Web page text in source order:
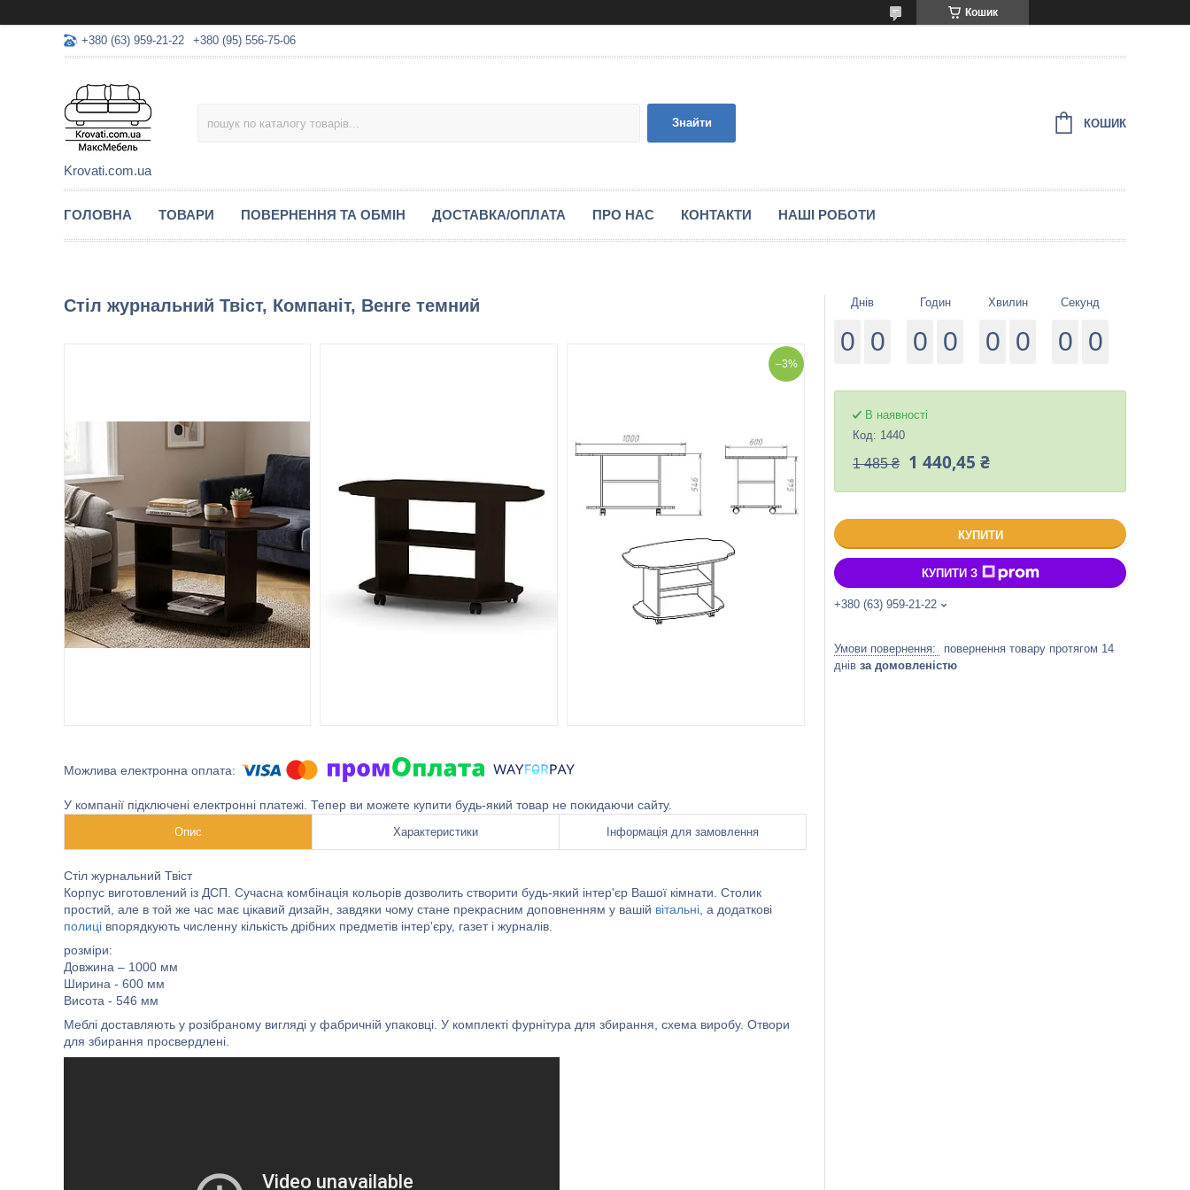
Кошик
+380 (63) 959-21-22 +380 (95) 556-75-06
Krovati.com.ua
Знайти КОШИК
ГОЛОВНА ТОВАРИ ПОВЕРНЕННЯ ТА ОБМІН ДОСТАВКА/ОПЛАТА ПРО НАС КОНТАКТИ НАШІ РОБОТИ
Стіл журнальний Твіст, Компаніт, Венге темний
–3%
У компанії підключені електронні платежі. Тепер ви можете купити будь-який товар не покидаючи сайту.
Опис Характеристики Інформація для замовлення
Стіл журнальний Твіст
Корпус виготовлений із ДСП. Сучасна комбінація кольорів дозволить створити будь-який інтер'єр Вашої кімнати. Столик
простий, але в той же час має цікавий дизайн, завдяки чому стане прекрасним доповненням у вашій вітальні , а додаткові
полиці впорядкують численну кількість дрібних предметів інтер'єру, газет і журналів.
розміри:
Довжина – 1000 мм
Ширина - 600 мм
Висота - 546 мм
Меблі доставляють у розібраному вигляді у фабричній упаковці. У комплекті фурнітура для збирання, схема виробу. Отвори
для збирання просвердлені.
Днів
0 0
Годин
0 0
Хвилин
0 0
Секунд
0 0
В наявності
Код: 1440
1 485 ₴ 1 440,45 ₴
КУПИТИ
КУПИТИ З
+380 (63) 959-21-22
повернення товару протягом 14
днів за домовленістю